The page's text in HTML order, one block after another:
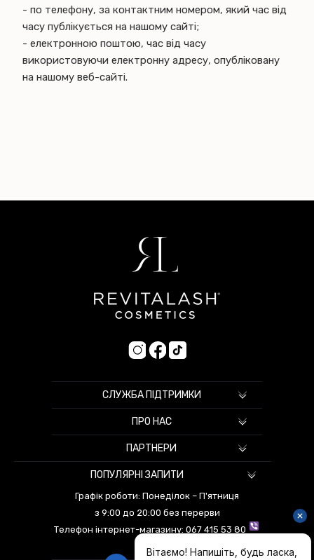
- по телефону, за контактним номером, який час від
часу публікується на нашому сайті;
- електронною поштою, час від часу
використовуючи електронну адресу, опубліковану
на нашому веб-сайті.
СЛУЖБА ПІДТРИМКИ
ПРО НАС
ПАРТНЕРИ
ПОПУЛЯРНІ ЗАПИТИ
Графік роботи: Понеділок – П'ятниця
з 9:00 до 20:00 без перерви
Телефон інтернет-магазину: 067 415 53 80